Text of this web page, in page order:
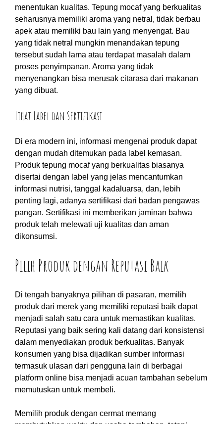
menentukan kualitas. Tepung mocaf yang berkualitas
seharusnya memiliki aroma yang netral, tidak berbau
apek atau memiliki bau lain yang menyengat. Bau
yang tidak netral mungkin menandakan tepung
tersebut sudah lama atau terdapat masalah dalam
proses penyimpanan. Aroma yang tidak
menyenangkan bisa merusak citarasa dari makanan
yang dibuat.
Lihat Label dan Sertifikasi
Di era modern ini, informasi mengenai produk dapat
dengan mudah ditemukan pada label kemasan.
Produk tepung mocaf yang berkualitas biasanya
disertai dengan label yang jelas mencantumkan
informasi nutrisi, tanggal kadaluarsa, dan, lebih
penting lagi, adanya sertifikasi dari badan pengawas
pangan. Sertifikasi ini memberikan jaminan bahwa
produk telah melewati uji kualitas dan aman
dikonsumsi.
Pilih Produk dengan Reputasi Baik
Di tengah banyaknya pilihan di pasaran, memilih
produk dari merek yang memiliki reputasi baik dapat
menjadi salah satu cara untuk memastikan kualitas.
Reputasi yang baik sering kali datang dari konsistensi
dalam menyediakan produk berkualitas. Banyak
konsumen yang bisa dijadikan sumber informasi
termasuk ulasan dari pengguna lain di berbagai
platform online bisa menjadi acuan tambahan sebelum
memutuskan untuk membeli.
Memilih produk dengan cermat memang